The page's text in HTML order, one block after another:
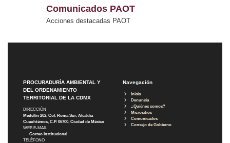
Comunicados PAOT
Acciones destacadas PAOT
PROCURADURÍA AMBIENTAL Y
DEL ORDENAMIENTO
TERRITORIAL DE LA CDMX
DIRECCIÓN
Medellín 202, Col. Roma Sur, Alcaldía
Cuauhtémoc, C.P. 06700, Ciudad de México
WEB E-MAIL
Correo Institucional
TELÉFONO
Navegación
Inicio
Denuncia
¿Quiénes somos?
Micrositios
Comunicados
Consejo de Gobierno